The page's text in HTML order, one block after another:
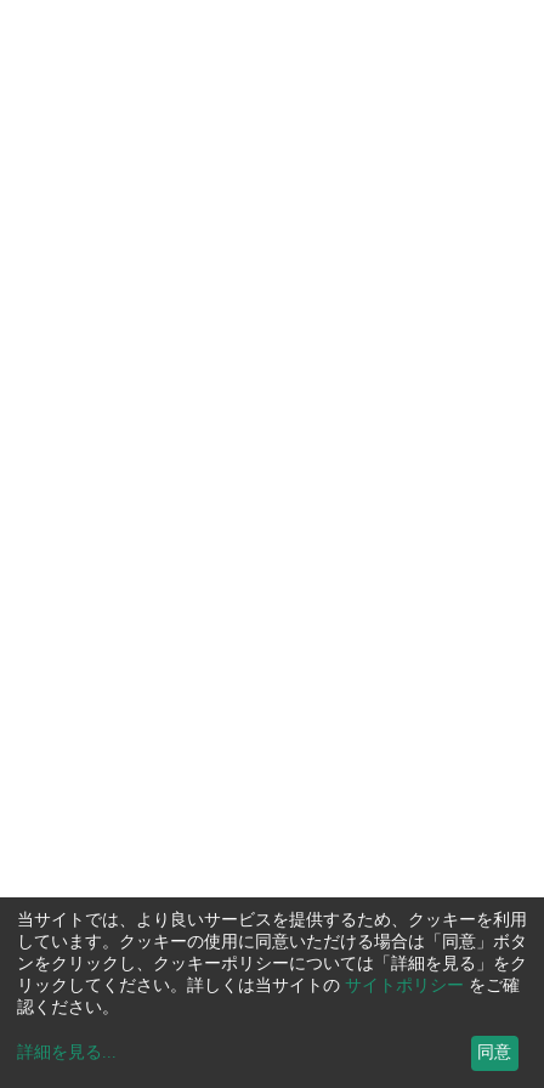
当サイトでは、より良いサービスを提供するため、クッキーを利用
しています。クッキーの使用に同意いただける場合は「同意」ボタ
ンをクリックし、クッキーポリシーについては「詳細を見る」をク
リックしてください。詳しくは当サイトの サイトポリシー をご確
認ください。
詳細を見る ... 同意